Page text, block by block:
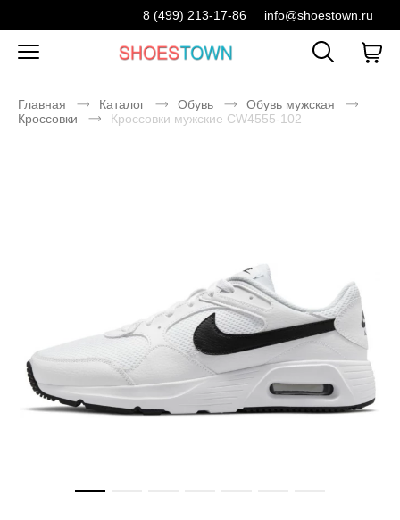
8 (499) 213-17-86 info@shoestown.ru
Главная Каталог Обувь
Обувь мужская
Кроссовки
Кроссовки мужские CW4555-102